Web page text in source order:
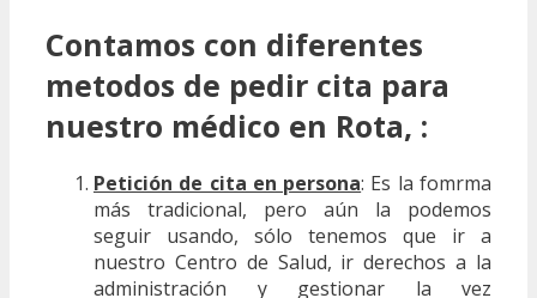
Contamos con diferentes
metodos de pedir cita para
nuestro médico en Rota, :
Petición de cita en persona: Es la fomrma
más tradicional, pero aún la podemos
seguir usando, sólo tenemos que ir a
nuestro Centro de Salud, ir derechos a la
administración y gestionar la vez